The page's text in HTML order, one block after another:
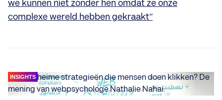
we kunnen niet zonder hen omdat ze onze
complexe wereld hebben gekraakt”
INSIGHTS